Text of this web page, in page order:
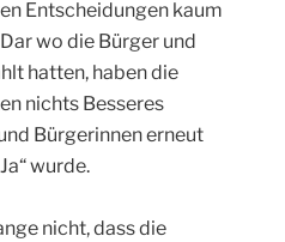
Entscheidungen kaum
wo die Bürger und
hatten, haben die
nichts Besseres
Bürgerinnen erneut
wurde.
nicht, dass die